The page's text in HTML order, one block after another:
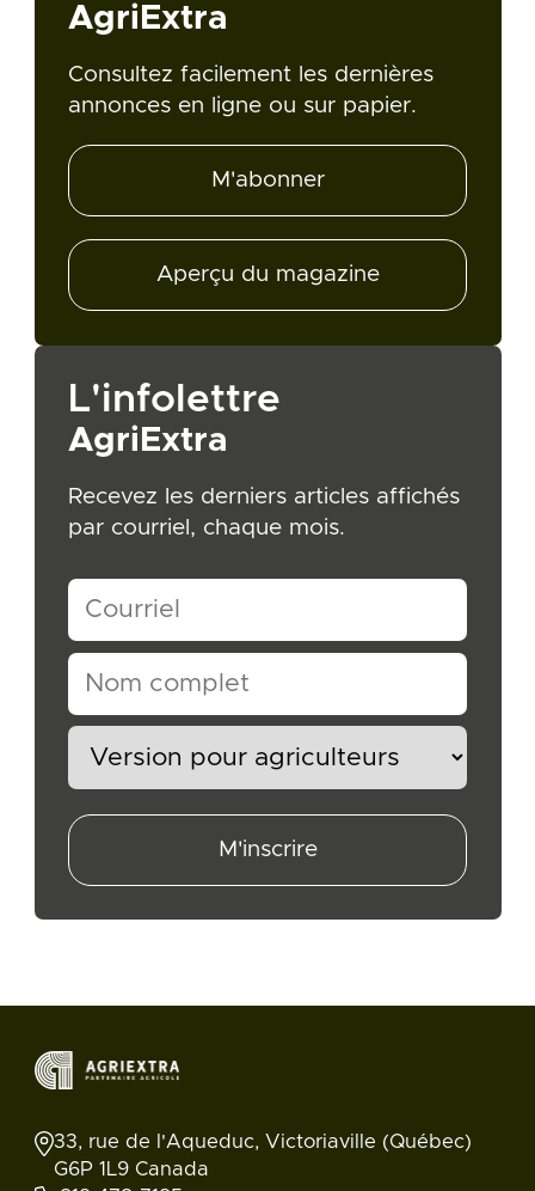
AgriExtra
Consultez facilement les dernières
annonces en ligne ou sur papier.
M'abonner
Aperçu du magazine
L'infolettre
AgriExtra
Recevez les derniers articles affichés
par courriel, chaque mois.
M'inscrire
33, rue de l'Aqueduc, Victoriaville (Québec)
G6P 1L9 Canada